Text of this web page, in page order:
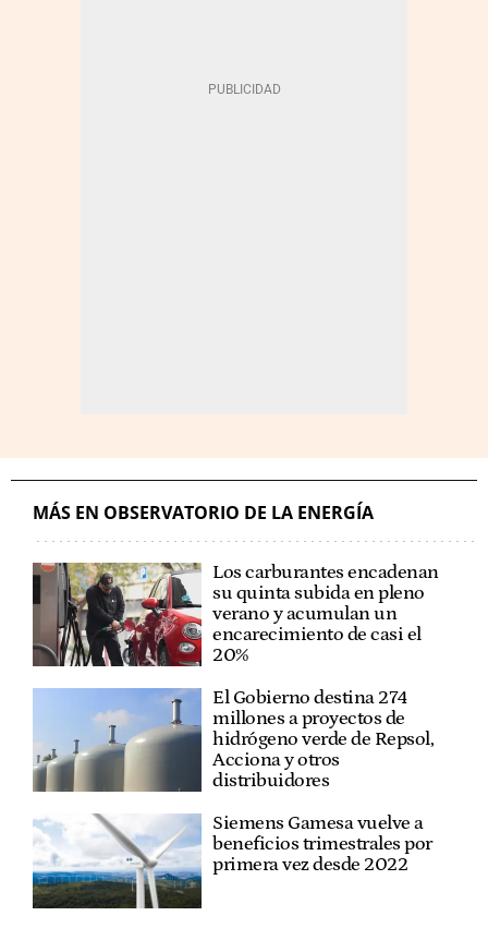
MÁS EN OBSERVATORIO DE LA ENERGÍA
Los carburantes encadenan
su quinta subida en pleno
verano y acumulan un
encarecimiento de casi el
20%
El Gobierno destina 274
millones a proyectos de
hidrógeno verde de Repsol,
Acciona y otros
distribuidores
Siemens Gamesa vuelve a
beneficios trimestrales por
primera vez desde 2022